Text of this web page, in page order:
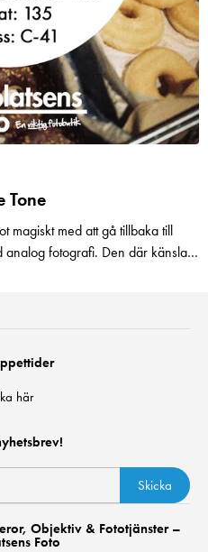
Tone
magiskt med att gå tillbaka till
fotografi. Den där känslan
så speciell.En glimt av det
här
Skicka
Objektiv & Fototjänster –
Foto